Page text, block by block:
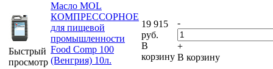
Быстрый
просмотр
Масло MOL
КОМПРЕССОРНОЕ
для пищевой
промышленности
Food Comp 100
(Венгрия) 10л.
19 915
руб.
В
корзину
-
+
В корзину